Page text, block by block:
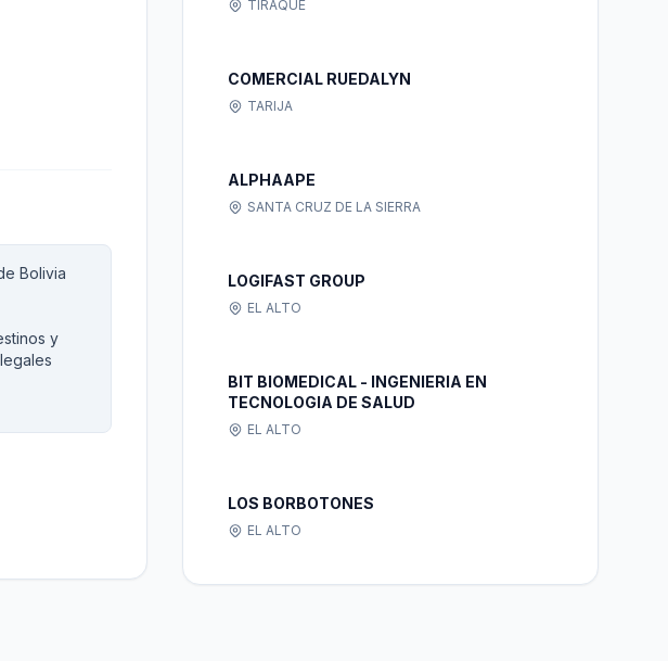
Bolivia
y
TIRAQUE
COMERCIAL RUEDALYN
TARIJA
ALPHAAPE
SANTA CRUZ DE LA SIERRA
LOGIFAST GROUP
EL ALTO
BIT BIOMEDICAL - INGENIERIA EN
TECNOLOGIA DE SALUD
EL ALTO
LOS BORBOTONES
EL ALTO